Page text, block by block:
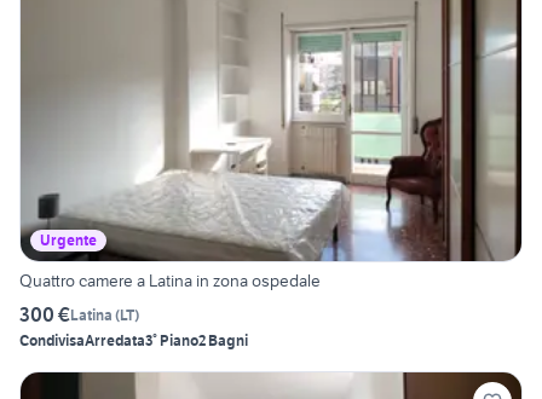
Urgente
Quattro camere a Latina in zona ospedale
300 €Latina (LT)
CondivisaArredata3° Piano2 Bagni